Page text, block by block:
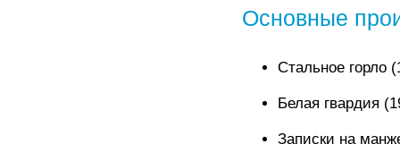
Основные
Стальное горло
Белая гвардия
Записки на